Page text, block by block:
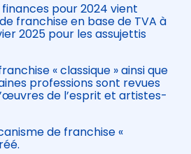
finances pour 2024 vient
franchise en base de TVA à
2025 pour les assujettis
« classique » ainsi que
professions sont revues
de l’esprit et artistes-
de franchise «